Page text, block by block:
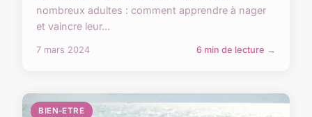
nombreux adultes : comment apprendre à nager
et vaincre leur...
7 mars 2024 6 min de lecture →
BIEN-ETRE